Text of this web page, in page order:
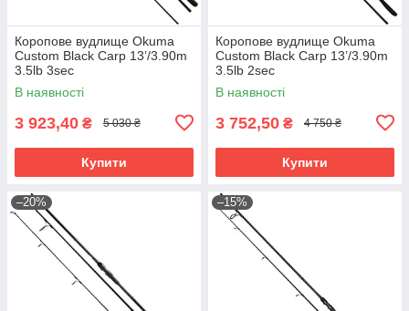
Коропове вудлище Okuma
Custom Black Carp 13’/3.90m
3.5lb 3sec
В наявності
3 923,40 ₴ 5 030 ₴
Купити
Коропове вудлище Okuma
Custom Black Carp 13’/3.90m
3.5lb 2sec
В наявності
3 752,50 ₴ 4 750 ₴
Купити
–20% –15%